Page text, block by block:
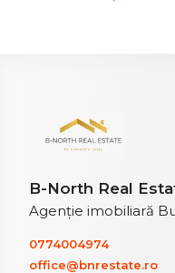
B-North Real
Agenție imobiliară
0774004974
office@bnrestate.ro